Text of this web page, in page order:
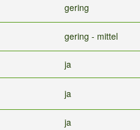
gering
gering - mittel
ja
ja
ja